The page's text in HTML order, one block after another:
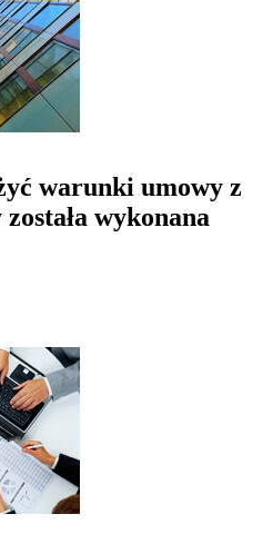
warunki umowy z
wykonana